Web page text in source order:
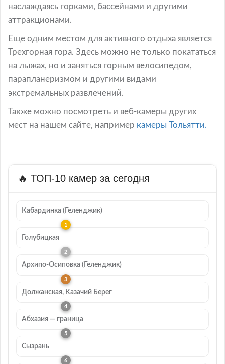
наслаждаясь горками, бассейнами и другими
аттракционами.
Еще одним местом для активного отдыха является
Трехгорная гора. Здесь можно не только покататься
на лыжах, но и заняться горным велосипедом,
парапланеризмом и другими видами
экстремальных развлечений.
Также можно посмотреть и веб-камеры других
мест на нашем сайте, например камеры Тольятти.
🔥 ТОП-10 камер за сегодня
Кабардинка (Геленджик)
Голубицкая
Архипо-Осиповка (Геленджик)
Должанская, Казачий Берег
Абхазия — граница
Сызрань